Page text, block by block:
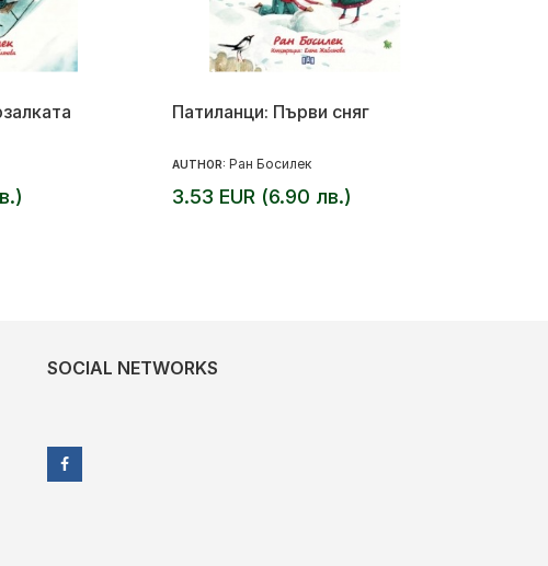
Патиланци: Първи сняг
AUTHOR: Ран Босилек
3.53 EUR (6.90 лв.)
SOCIAL NETWORKS